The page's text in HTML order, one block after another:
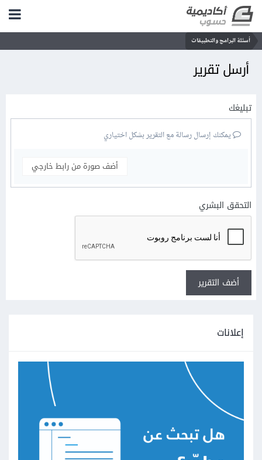
أسئلة البرامج والتطبيقات
أرسل تقرير
تبليغك
يمكنك إرسال رسالة مع التقرير بشكل اختياري
أضف صورة من رابط خارجي
التحقق البشري
أضف التقرير
إعلانات